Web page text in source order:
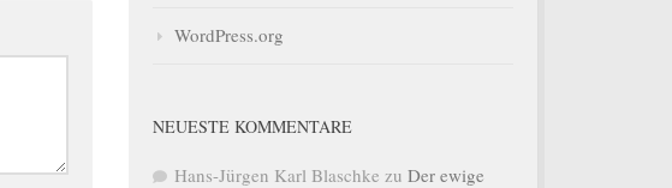
WordPress.org
NEUESTE KOMMENTARE
Hans-Jürgen Karl Blaschke zu Der ewige